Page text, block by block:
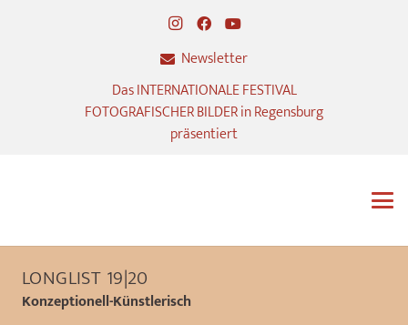
Newsletter
Das INTERNATIONALE FESTIVAL
FOTOGRAFISCHER BILDER in Regensburg
präsentiert
LONGLIST 19|20
Konzeptionell-Künstlerisch